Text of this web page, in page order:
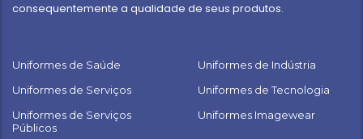
consequentemente a qualidade de seus produtos.
Uniformes de Saúde
Uniformes de Indústria
Uniformes de Serviços
Uniformes de Tecnologia
Uniformes de Serviços
Públicos
Uniformes Imagewear